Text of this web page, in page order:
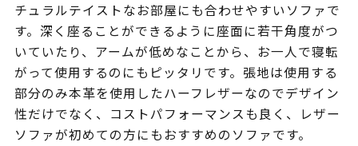
チュラルテイストなお部屋にも合わせやすいソファで
す。深く座ることができるように座面に若干角度がつ
いていたり、アームが低めなことから、お一人で寝転
がって使用するのにもピッタリです。張地は使用する
部分のみ本革を使用したハーフレザーなのでデザイン
性だけでなく、コストパフォーマンスも良く、レザー
ソファが初めての方にもおすすめのソファです。